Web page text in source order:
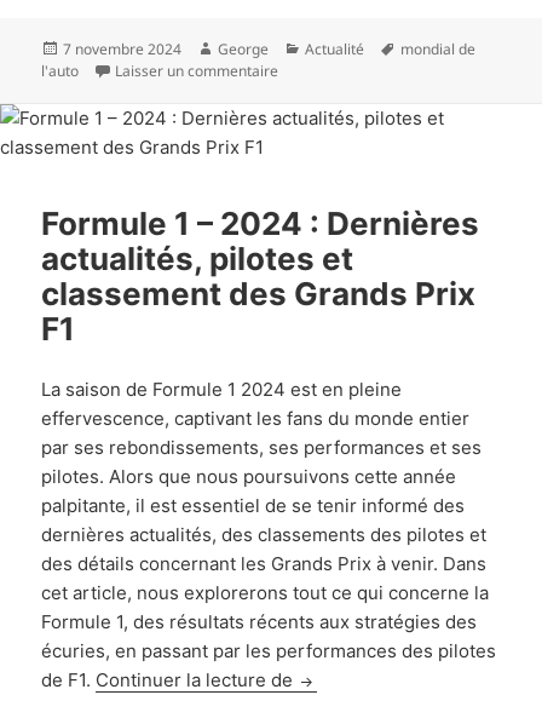
Publié
le
7 novembre 2024 Auteur
George Catégories
Actualité
Mots-
mondial de
l'auto
Laisser un commentaire
Formule 1 – 2024 : Dernières
actualités, pilotes et
classement des Grands Prix
F1
La saison de Formule 1 2024 est en pleine
effervescence, captivant les fans du monde entier
par ses rebondissements, ses performances et ses
pilotes. Alors que nous poursuivons cette année
palpitante, il est essentiel de se tenir informé des
dernières actualités, des classements des pilotes et
des détails concernant les Grands Prix à venir. Dans
cet article, nous explorerons tout ce qui concerne la
Formule 1, des résultats récents aux stratégies des
écuries, en passant par les performances des pilotes
de F1. Continuer la lecture de Formule 1 – 2024 :